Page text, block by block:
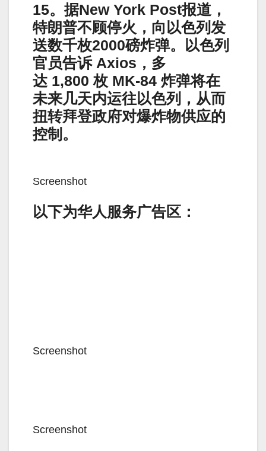
15。据New York Post报道，
特朗普不顾停火，向以色列发
送数千枚2000磅炸弹。以色列
官员告诉 Axios，多
达 1,800 枚 MK-84 炸弹将在
未来几天内运往以色列，从而
扭转拜登政府对爆炸物供应的
控制。
Screenshot
以下为华人服务广告区：
Screenshot
Screenshot